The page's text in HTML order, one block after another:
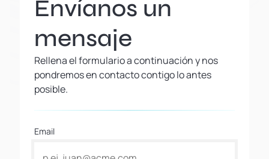
Envíanos un
mensaje
Rellena el formulario a continuación y nos
pondremos en contacto contigo lo antes
posible.
Email